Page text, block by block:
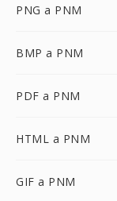
PNG a PNM
BMP a PNM
PDF a PNM
HTML a PNM
GIF a PNM